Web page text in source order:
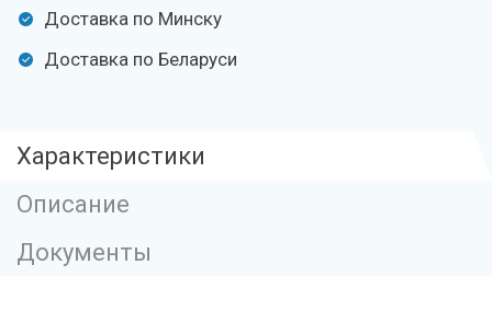
Доставка по Минску
Доставка по Беларуси
Характеристики
Описание
Документы